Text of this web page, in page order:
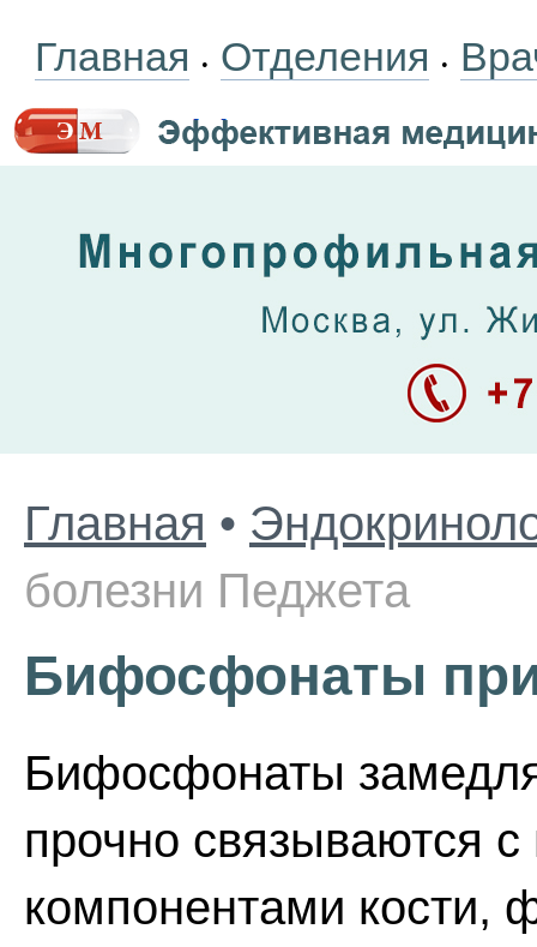
Главная • Отделения •
Главная •
болезни Педжета
Бифосфонаты
Бифосфонаты
прочно связываются
компонентами кости,